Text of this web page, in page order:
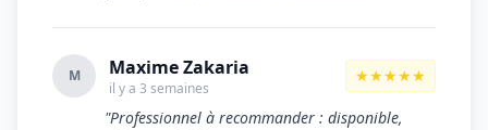
M Maxime Zakaria
il y a 3 semaines
★★★★★
"Professionnel à recommander : disponible,